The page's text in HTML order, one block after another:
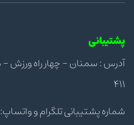
پشتیبانی
411
شماره پشتیبانی تلگرام و واتساپ: 09123992036